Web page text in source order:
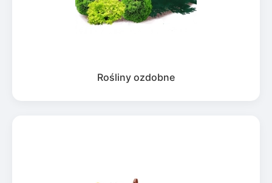
Rośliny ozdobne